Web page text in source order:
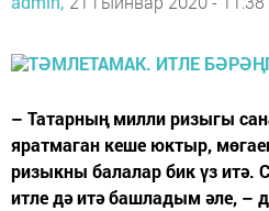
– Татарның милли ризыгы
яратмаган кеше юктыр,
ризыкны балалар бик үз итә.
итле дә итә башладым әле, –